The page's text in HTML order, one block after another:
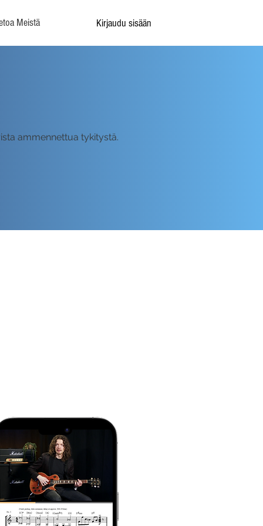
Meistä Kirjaudu sisään
ammennettua tykitystä.